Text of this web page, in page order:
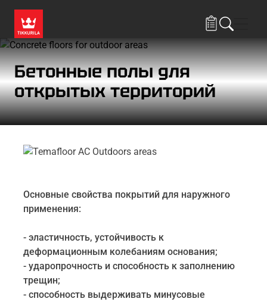
Бетонные полы для
открытых территорий
Основные свойства покрытий для наружного
применения:
- эластичность, устойчивость к
деформационным колебаниям основания;
- ударопрочность и способность к заполнению
трещин;
- способность выдерживать минусовые